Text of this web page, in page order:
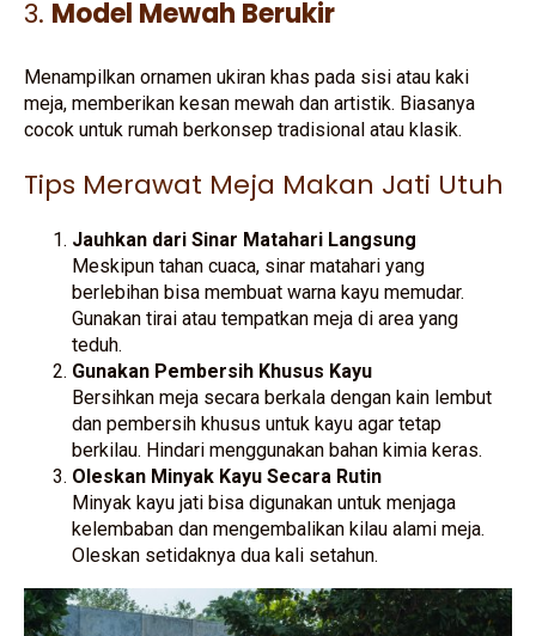
3. Model Mewah Berukir
Menampilkan ornamen ukiran khas pada sisi atau kaki
meja, memberikan kesan mewah dan artistik. Biasanya
cocok untuk rumah berkonsep tradisional atau klasik.
Tips Merawat Meja Makan Jati Utuh
Jauhkan dari Sinar Matahari Langsung
Meskipun tahan cuaca, sinar matahari yang
berlebihan bisa membuat warna kayu memudar.
Gunakan tirai atau tempatkan meja di area yang
teduh.
Gunakan Pembersih Khusus Kayu
Bersihkan meja secara berkala dengan kain lembut
dan pembersih khusus untuk kayu agar tetap
berkilau. Hindari menggunakan bahan kimia keras.
Oleskan Minyak Kayu Secara Rutin
Minyak kayu jati bisa digunakan untuk menjaga
kelembaban dan mengembalikan kilau alami meja.
Oleskan setidaknya dua kali setahun.